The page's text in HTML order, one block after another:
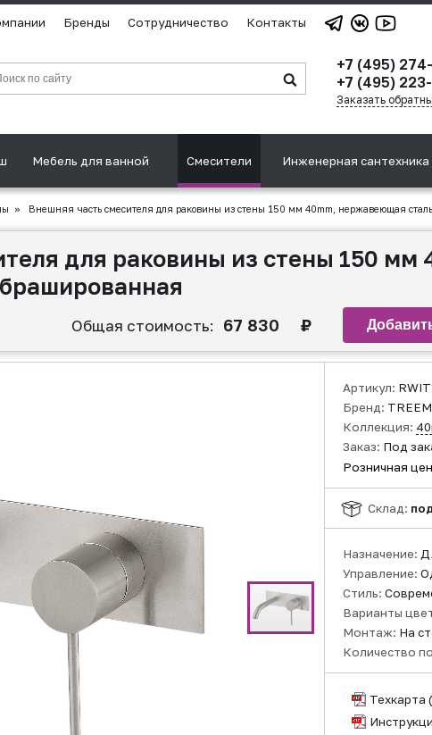
Бренды Сотрудничество Контакты
+7 (495)
+7 (495)
Заказать
Мебель для ванной Смесители Инженерная сантехника
» Внешняя часть смесителя для раковины из стены 150 мм 40mm, нержавеющая
для раковины из стены 150 мм
Общая стоимость: 67 830 ₽
Артикул:
Бренд:
Коллекция:
Заказ: Под
Розничная
Склад:
Назначение:
Управление:
Стиль:
Варианты
Монтаж: На
Количество
Техкарта